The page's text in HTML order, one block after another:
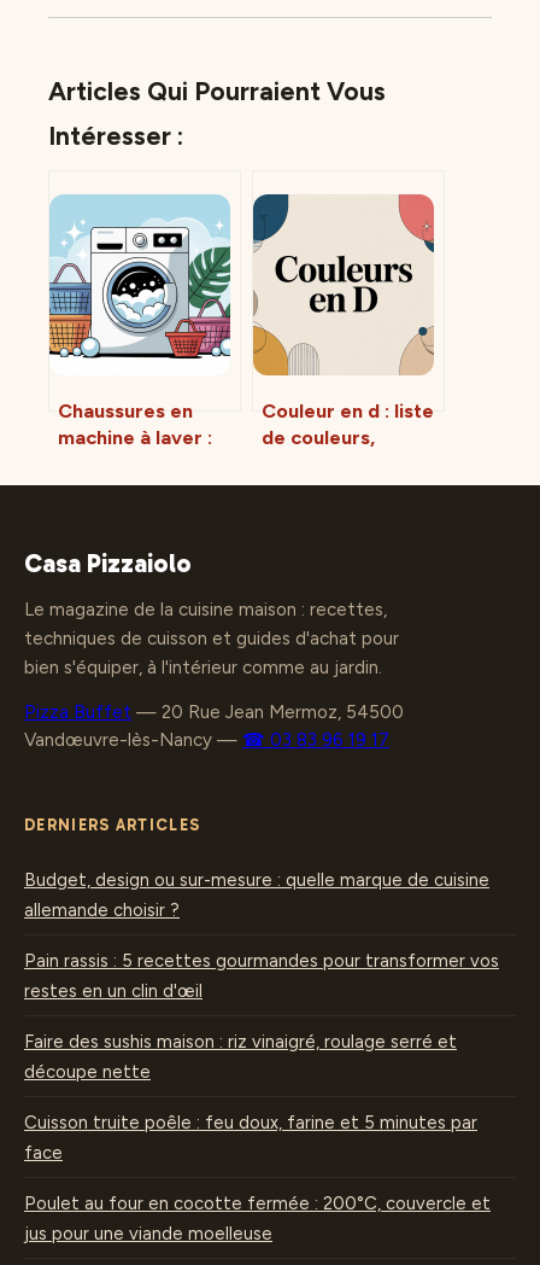
Articles Qui Pourraient Vous
Intéresser :
Chaussures en
machine à laver :
simple et sans
Couleur en d : liste
de couleurs,
idées d’usages
Casa Pizzaiolo
Le magazine de la cuisine maison : recettes,
techniques de cuisson et guides d'achat pour
bien s'équiper, à l'intérieur comme au jardin.
Pizza Buffet — 20 Rue Jean Mermoz, 54500
Vandœuvre-lès-Nancy — ☎ 03 83 96 19 17
DERNIERS ARTICLES
Budget, design ou sur-mesure : quelle marque de cuisine
allemande choisir ?
Pain rassis : 5 recettes gourmandes pour transformer vos
restes en un clin d'œil
Faire des sushis maison : riz vinaigré, roulage serré et
découpe nette
Cuisson truite poêle : feu doux, farine et 5 minutes par
face
Poulet au four en cocotte fermée : 200°C, couvercle et
jus pour une viande moelleuse